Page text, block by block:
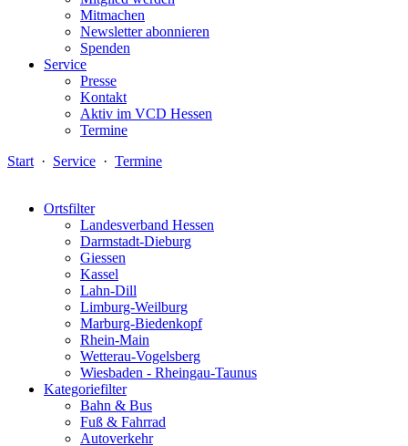
Mitmachen
Newsletter abonnieren
Spenden
Service
Presse
Kontakt
Aktiv im VCD Hessen
Termine
Start · Service · Termine
Ortsfilter
Landesverband Hessen
Darmstadt-Dieburg
Giessen
Kassel
Lahn-Dill
Limburg-Weilburg
Marburg-Biedenkopf
Rhein-Main
Wetterau-Vogelsberg
Wiesbaden - Rheingau-Taunus
Kategoriefilter
Bahn & Bus
Fuß & Fahrrad
Autoverkehr